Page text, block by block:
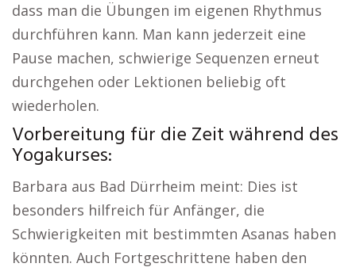
dass man die Übungen im eigenen Rhythmus
durchführen kann. Man kann jederzeit eine
Pause machen, schwierige Sequenzen erneut
durchgehen oder Lektionen beliebig oft
wiederholen.
Vorbereitung für die Zeit während des
Yogakurses:
Barbara aus Bad Dürrheim meint: Dies ist
besonders hilfreich für Anfänger, die
Schwierigkeiten mit bestimmten Asanas haben
könnten. Auch Fortgeschrittene haben den